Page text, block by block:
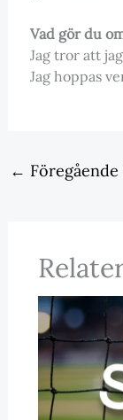
Vad gör du
Jag tror att
Jag hoppas
←